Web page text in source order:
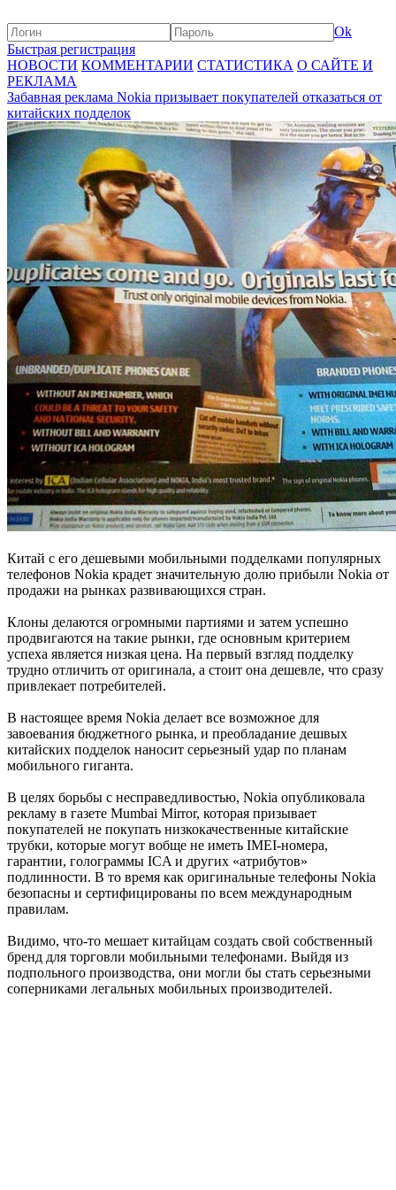
Ok
Быстрая регистрация
НОВОСТИ КОММЕНТАРИИ СТАТИСТИКА О САЙТЕ И
РЕКЛАМА
Забавная реклама Nokia призывает покупателей отказаться от
китайских подделок
Китай с его дешевыми мобильными подделками популярных
телефонов Nokia крадет значительную долю прибыли Nokia от
продажи на рынках развивающихся стран.
Клоны делаются огромными партиями и затем успешно
продвигаются на такие рынки, где основным критерием
успеха является низкая цена. На первый взгляд подделку
трудно отличить от оригинала, а стоит она дешевле, что сразу
привлекает потребителей.
В настоящее время Nokia делает все возможное для
завоевания бюджетного рынка, и преобладание дешвых
китайских подделок наносит серьезный удар по планам
мобильного гиганта.
В целях борьбы с несправедливостью, Nokia опубликовала
рекламу в газете Mumbai Mirror, которая призывает
покупателей не покупать низкокачественные китайские
трубки, которые могут вобще не иметь IMEI-номера,
гарантии, голограммы ICA и других «атрибутов»
подлинности. В то время как оригинальные телефоны Nokia
безопасны и сертифицированы по всем международным
правилам.
Видимо, что-то мешает китайцам создать свой собственный
бренд для торговли мобильными телефонами. Выйдя из
подпольного производства, они могли бы стать серьезными
соперниками легальных мобильных производителей.